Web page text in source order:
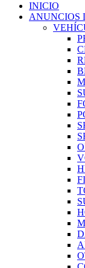
INICIO
ANUNCIOS